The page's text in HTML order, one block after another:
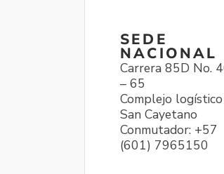
SEDE
NACIONAL
Carrera 85D No.
– 65
Complejo logístico
San Cayetano
Conmutador: +57
(601) 7965150